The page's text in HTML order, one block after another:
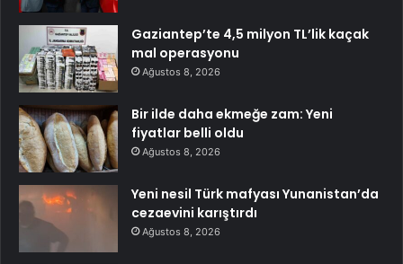
Gaziantep’te 4,5 milyon TL’lik kaçak
mal operasyonu
Ağustos 8, 2026
Bir ilde daha ekmeğe zam: Yeni
fiyatlar belli oldu
Ağustos 8, 2026
Yeni nesil Türk mafyası Yunanistan’da
cezaevini karıştırdı
Ağustos 8, 2026